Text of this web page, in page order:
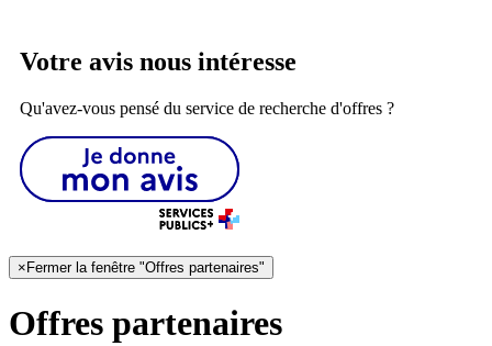
Votre avis nous intéresse
Qu'avez-vous pensé du service de recherche d'offres ?
× Fermer la fenêtre "Offres partenaires"
Offres partenaires